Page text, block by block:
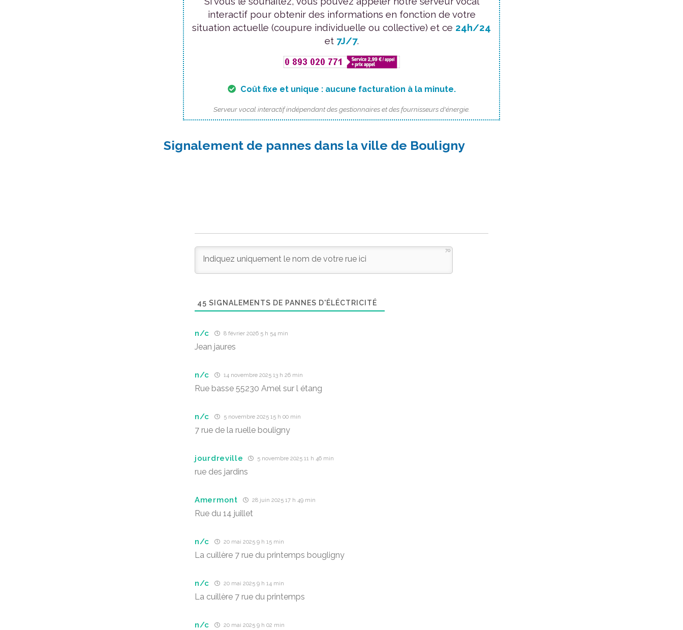
interactif pour obtenir des informations en fonction de votre
situation actuelle (coupure individuelle ou collective) et ce 24h/24
et 7J/7.
Coût fixe et unique : aucune facturation à la minute.
Serveur vocal interactif indépendant des gestionnaires et des fournisseurs d'énergie.
Signalement de pannes dans la ville de Bouligny
70
45 SIGNALEMENTS DE PANNES D'ÉLÉCTRICITÉ
n/c 8 février 2026 5 h 54 min
Jean jaures
n/c 14 novembre 2025 13 h 26 min
Rue basse 55230 Amel sur l étang
n/c 5 novembre 2025 15 h 00 min
7 rue de la ruelle bouligny
jourdreville 5 novembre 2025 11 h 46 min
rue des jardins
Amermont 28 juin 2025 17 h 49 min
Rue du 14 juillet
n/c 20 mai 2025 9 h 15 min
La cuillère 7 rue du printemps bougligny
n/c 20 mai 2025 9 h 14 min
La cuillère 7 rue du printemps
n/c 20 mai 2025 9 h 02 min